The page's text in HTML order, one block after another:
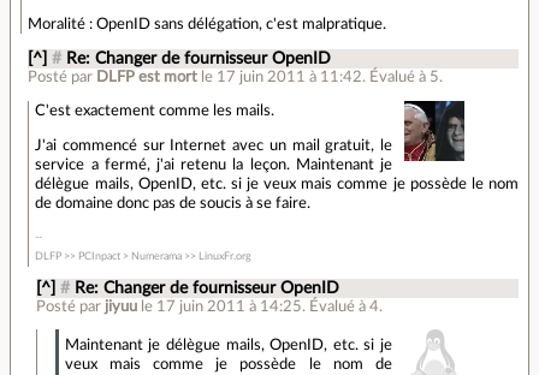
Moralité : OpenID sans délégation, c'est malpratique.
[^] # Re: Changer de fournisseur OpenID
Posté par DLFP est mort le 17 juin 2011 à 11:42. Évalué à 5.
C'est exactement comme les mails.
J'ai commencé sur Internet avec un mail gratuit, le
service a fermé, j'ai retenu la leçon. Maintenant je
délègue mails, OpenID, etc. si je veux mais comme je possède le nom
de domaine donc pas de soucis à se faire.
DLFP >> PCInpact > Numerama >> LinuxFr.org
[^] # Re: Changer de fournisseur OpenID
Posté par jiyuu le 17 juin 2011 à 14:25. Évalué à 4.
Maintenant je délègue mails, OpenID, etc. si je
veux mais comme je possède le nom de